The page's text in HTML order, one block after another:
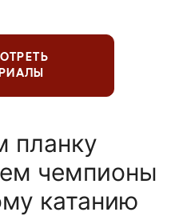
планку
чемпионы
катанию